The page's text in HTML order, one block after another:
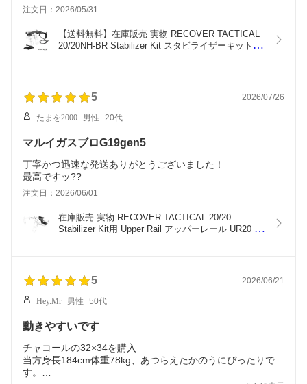
注文日：2026/05/31
【送料無料】在庫販売 実物 RECOVER TACTICAL
20/20NH-BR Stabilizer Kit スタビライザーキット
5 2026/07/26
たまを2000 男性 20代
マルイガスブロG19gen5
丁寧かつ迅速な発送ありがとうございました！
最高ですッ??
注文日：2026/06/01
在庫販売 実物 RECOVER TACTICAL 20/20
Stabilizer Kit用 Upper Rail アッパーレール UR20 イ
5 2026/06/21
Hey.Mr 男性 50代
動きやすいです
チャコールの32×34を購入
当方身長184cm体重78kg、あつらえたかのうにぴったりで
す。